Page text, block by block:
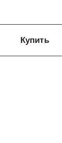
Купить